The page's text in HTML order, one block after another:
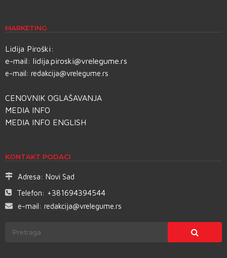
MARKETING
Lidija Piroški:
e-mail: lidija.piroski@vrelegume.rs
e-mail: redakcija@vrelegume.rs
CENOVNIK OGLAŠAVANJA
MEDIA INFO
MEDIA INFO ENGLISH
KONTAKT PODACI
Adresa: Novi Sad
Telefon: +381694394544
e-mail: redakcija@vrelegume.rs